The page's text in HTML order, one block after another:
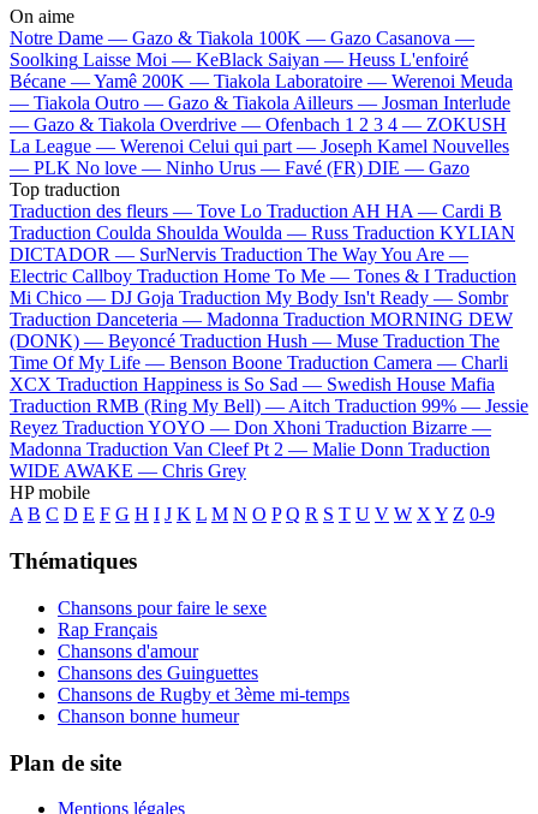
On aime
Notre Dame — Gazo & Tiakola 100K — Gazo Casanova —
Soolking Laisse Moi — KeBlack Saiyan — Heuss L'enfoiré
Bécane —Yamê 200K — Tiakola Laboratoire — Werenoi Meuda
— Tiakola Outro — Gazo & TiakolaAilleurs — Josman Interlude
— Gazo & Tiakola Overdrive — Ofenbach 1 2 3 4 — ZOKUSH
La League — Werenoi Celui qui part — Joseph Kamel Nouvelles
— PLK No love — Ninho Urus — Favé (FR) DIE — Gazo
Top traduction
Traduction des fleurs — Tove Lo Traduction AH HA — Cardi B
Traduction Coulda Shoulda Woulda — Russ Traduction KYLIAN
DICTADOR — SurNervis Traduction The Way You Are —
Electric Callboy Traduction Home To Me — Tones & I Traduction
Mi Chico — DJ Goja Traduction My Body Isn't Ready — Sombr
Traduction Danceteria — Madonna Traduction MORNING DEW
(DONK) — Beyoncé Traduction Hush — Muse Traduction The
Time Of My Life — Benson Boone Traduction Camera — Charli
XCX Traduction Happiness is So Sad — Swedish House Mafia
Traduction RMB (Ring My Bell) —Aitch Traduction 99% — Jessie
Reyez Traduction YOYO — Don Xhoni Traduction Bizarre —
Madonna Traduction Van Cleef Pt 2 — Malie Donn Traduction
WIDE AWAKE — Chris Grey
HP mobile
A B C D E F G H I J K L M N O P Q R S T U V W XY Z 0-9
Thématiques
Chansons pour faire le sexe
Rap Français
Chansons d'amour
Chansons des Guinguettes
Chansons de Rugby et 3ème mi-temps
Chanson bonne humeur
Plan de site
Mentions légales